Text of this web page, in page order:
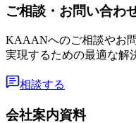
ご相談・お問い合わ
KAAANへのご相談やお
実現するための最適な解
相談する
会社案内資料